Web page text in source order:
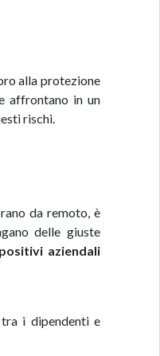
alla protezione
affrontano in un
rischi.
da remoto, è
delle giuste
aziendali
i dipendenti e